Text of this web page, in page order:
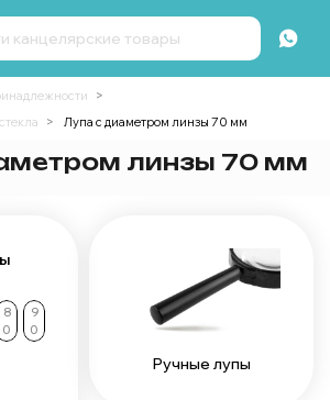
Лупа с диаметром линзы 70 мм
линзы 70 мм
8
0
9
0
Ручные лупы